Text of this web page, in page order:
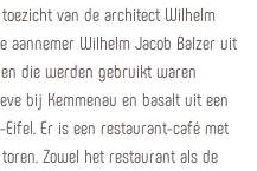
van de architect Wilhelm
aannemer Wilhelm Jacob Balzer uit
die werden gebruikt waren
bij Kemmenau en basalt uit een
Er is een restaurant-café met
Zowel het restaurant als de